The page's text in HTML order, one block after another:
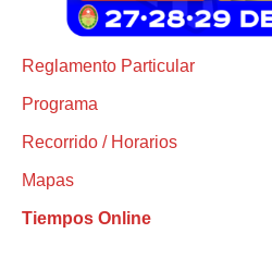
Reglamento Particular
Programa
Recorrido / Horarios
Mapas
Tiempos Online